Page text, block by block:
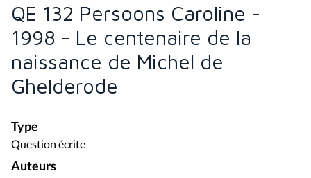
QE 132 Persoons Caroline -
1998 - Le centenaire de la
naissance de Michel de
Ghelderode
Type
Question écrite
Auteurs